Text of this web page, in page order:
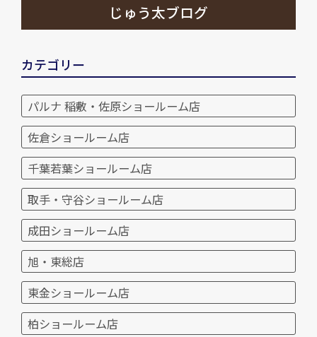
じゅう太ブログ
カテゴリー
パルナ 稲敷・佐原ショールーム店
佐倉ショールーム店
千葉若葉ショールーム店
取手・守谷ショールーム店
成田ショールーム店
旭・東総店
東金ショールーム店
柏ショールーム店